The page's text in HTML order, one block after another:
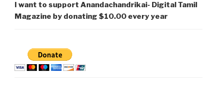
I want to support Anandachandrikai- Digital Tamil
Magazine by donating $10.00 every year